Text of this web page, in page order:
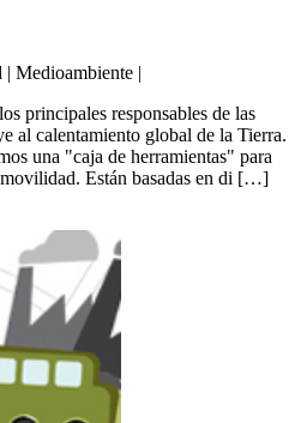
Medioambiente |
principales responsables de las
al calentamiento global de la Tierra.
una "caja de herramientas" para
Están basadas en di […]